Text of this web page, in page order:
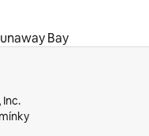
Bay